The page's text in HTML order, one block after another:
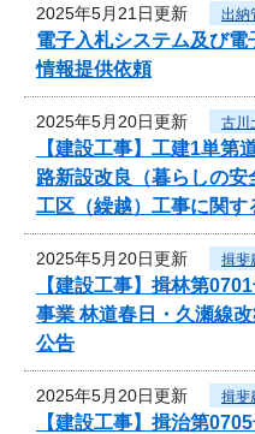
2025年5月21日更新 出納
電子入札システム及び
情報提供依頼
2025年5月20日更新 古川
【建設工事】工建1単
路新設改良（暮らしの
工区（繰越）工事に関す
2025年5月20日更新 揖斐
【建設工事】揖林第
事業 林道春日・久瀬線
公告
2025年5月20日更新 揖斐
【建設工事】揖治第